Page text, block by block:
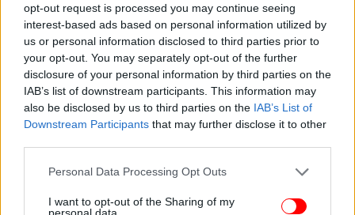
opt-out request is processed you may continue seeing
interest-based ads based on personal information utilized by
us or personal information disclosed to third parties prior to
your opt-out. You may separately opt-out of the further
disclosure of your personal information by third parties on the
IAB’s list of downstream participants. This information may
also be disclosed by us to third parties on the IAB’s List of
Downstream Participants that may further disclose it to other
Please note that this website/app uses one or more Google
not limited to your visit or usage behaviour. You may click to
Personal Data Processing Opt Outs
I want to opt-out of the Sharing of my
personal data.